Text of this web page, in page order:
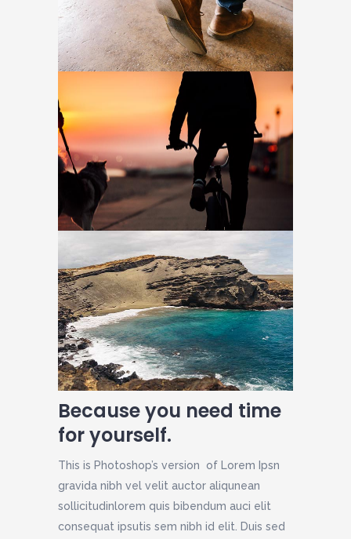
Because you need time
for yourself.
This is Photoshop’s version of Lorem Ipsn
gravida nibh vel velit auctor aliqunean
sollicitudinlorem quis bibendum auci elit
consequat ipsutis sem nibh id elit. Duis sed